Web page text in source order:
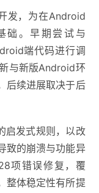
发，为在Android
础。早期尝试与
端代码进行调
与新版Android环
后续进展取决于后
启发式规则，以改
致的崩溃与功能异
项错误修复，覆
整体稳定性有所提